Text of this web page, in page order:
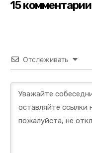
15 комментарии
Отслеживать